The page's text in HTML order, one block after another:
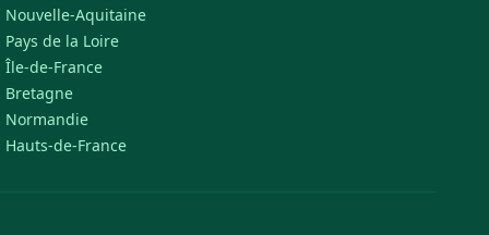
Nouvelle-Aquitaine
Pays de la Loire
Île-de-France
Bretagne
Normandie
Hauts-de-France